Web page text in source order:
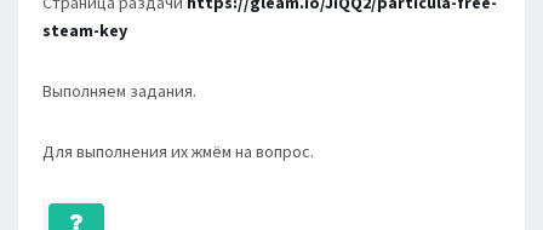
steam-key
Выполняем задания.
Для выполнения их жмём на вопрос.